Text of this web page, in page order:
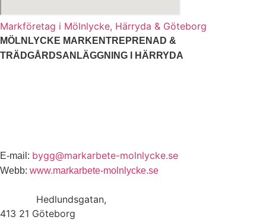
Markföretag i Mölnlycke, Härryda & Göteborg
MÖLNLYCKE MARKENTREPRENAD &
TRÄDGÅRDSANLÄGGNING I HÄRRYDA
E-mail: bygg@markarbete-molnlycke.se
Webb: www.markarbete-molnlycke.se
Hedlundsgatan,
413 21 Göteborg